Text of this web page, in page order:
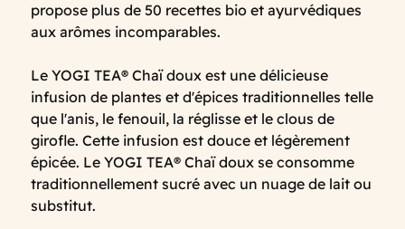
propose plus de 50 recettes bio et ayurvédiques
aux arômes incomparables.
Le YOGI TEA® Chaï doux est une délicieuse
infusion de plantes et d'épices traditionnelles telle
que l'anis, le fenouil, la réglisse et le clous de
girofle. Cette infusion est douce et légèrement
épicée. Le YOGI TEA® Chaï doux se consomme
traditionnellement sucré avec un nuage de lait ou
substitut.